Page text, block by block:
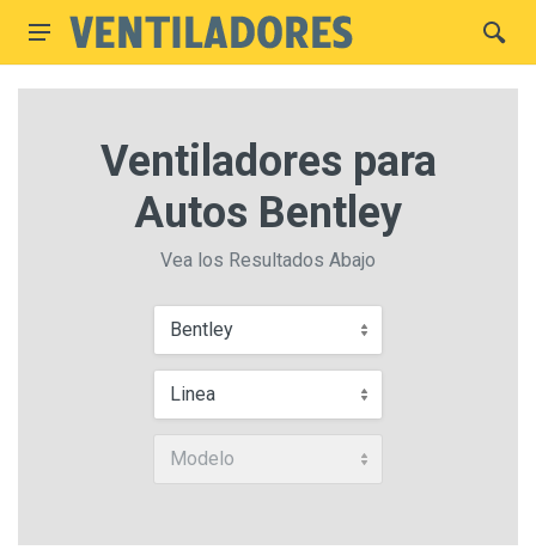
Ventiladores para
Autos Bentley
Vea los Resultados Abajo
Bentley
Linea
Modelo